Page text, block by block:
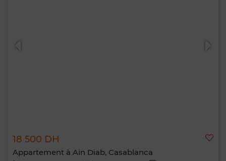
18 500 DH
Appartement à Ain Diab, Casablanca